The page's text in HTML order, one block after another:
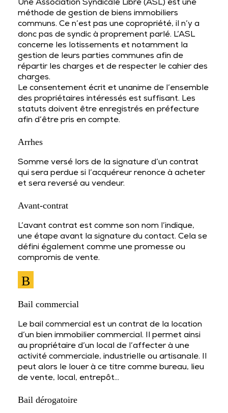
Une Association Syndicale Libre (ASL) est une
méthode de gestion de biens immobiliers
communs. Ce n’est pas une copropriété, il n’y a
donc pas de syndic à proprement parlé. L’ASL
concerne les lotissements et notamment la
gestion de leurs parties communes afin de
répartir les charges et de respecter le cahier des
charges.
Le consentement écrit et unanime de l’ensemble
des propriétaires intéressés est suffisant. Les
statuts doivent être enregistrés en préfecture
afin d’être pris en compte.
Arrhes
Somme versé lors de la signature d’un contrat
qui sera perdue si l’acquéreur renonce à acheter
et sera reversé au vendeur.
Avant-contrat
L’avant contrat est comme son nom l’indique,
une étape avant la signature du contact. Cela se
défini également comme une promesse ou
compromis de vente.
B
Bail commercial
Le bail commercial est un contrat de la location
d’un bien immobilier commercial. Il permet ainsi
au propriétaire d’un local de l’affecter à une
activité commerciale, industrielle ou artisanale. Il
peut alors le louer à ce titre comme bureau, lieu
de vente, local, entrepôt…
Bail dérogatoire